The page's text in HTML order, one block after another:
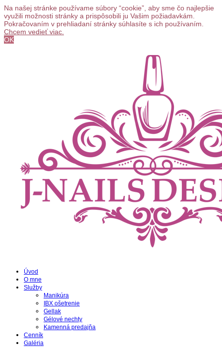
Na našej stránke používame súbory “cookie”, aby sme čo najlepšie
využili možnosti stránky a prispôsobili ju Vašim požiadavkám.
Pokračovaním v prehliadaní stránky súhlasíte s ich používaním.
Chcem vedieť viac.
OK
Úvod
O mne
Služby
Manikúra
IBX ošetrenie
Gellak
Gélové nechty
Kamenná predajňa
Cenník
Galéria